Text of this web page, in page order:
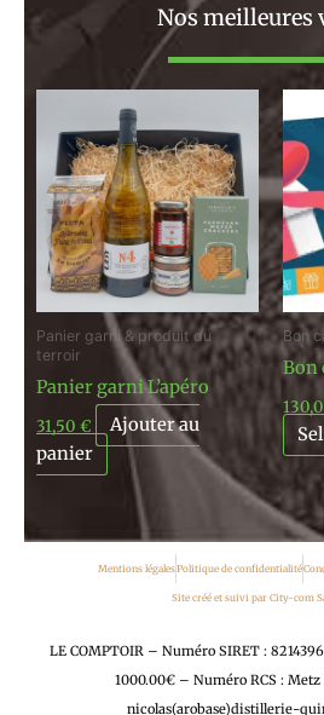
Nos meilleures
Panier garni & produit du
terroir
Panier garni L’apéro
31,50 €
Ajouter au
panier
Bon
Bon
Mentions légalesPolitique de confidentialité
Site créé et suivi par City-com
LE COMPTOIR – Numéro SIRET :
1000.00€ – Numéro RCS : Metz
nicolas(arobase)distillerie-